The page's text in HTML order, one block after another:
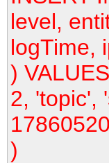
level,
logTime,
)
2, 'topic',
)